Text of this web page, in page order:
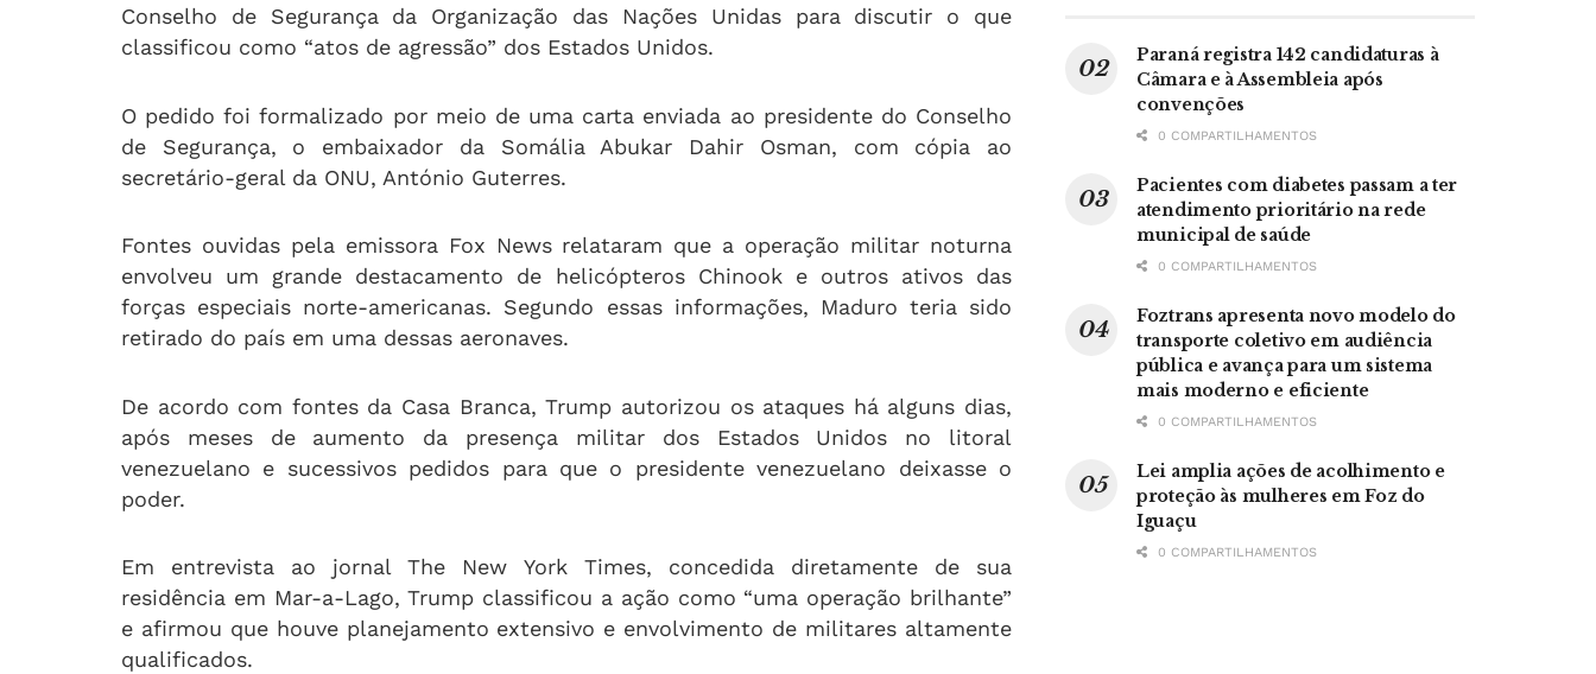
Conselho de Segurança da Organização das Nações Unidas para discutir o que
classificou como “atos de agressão” dos Estados Unidos.
O pedido foi formalizado por meio de uma carta enviada ao presidente do Conselho
de Segurança, o embaixador da Somália Abukar Dahir Osman, com cópia ao
secretário-geral da ONU, António Guterres.
Fontes ouvidas pela emissora Fox News relataram que a operação militar noturna
envolveu um grande destacamento de helicópteros Chinook e outros ativos das
forças especiais norte-americanas. Segundo essas informações, Maduro teria sido
retirado do país em uma dessas aeronaves.
De acordo com fontes da Casa Branca, Trump autorizou os ataques há alguns dias,
após meses de aumento da presença militar dos Estados Unidos no litoral
venezuelano e sucessivos pedidos para que o presidente venezuelano deixasse o
poder.
Em entrevista ao jornal The New York Times, concedida diretamente de sua
residência em Mar-a-Lago, Trump classificou a ação como “uma operação brilhante”
e afirmou que houve planejamento extensivo e envolvimento de militares altamente
qualificados.
Paraná registra 142 candidaturas à
Câmara e à Assembleia após
convenções
0 COMPARTILHAMENTOS
Pacientes com diabetes passam a ter
atendimento prioritário na rede
municipal de saúde
0 COMPARTILHAMENTOS
Foztrans apresenta novo modelo do
transporte coletivo em audiência
pública e avança para um sistema
mais moderno e eficiente
0 COMPARTILHAMENTOS
Lei amplia ações de acolhimento e
proteção às mulheres em Foz do
Iguaçu
0 COMPARTILHAMENTOS